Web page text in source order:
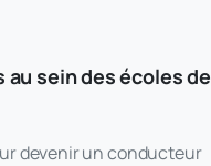
sein des écoles de
devenir un conducteur